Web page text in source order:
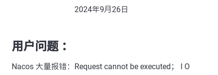
2024年9月26日
用户问题 ：
Nacos 大量报错：Request cannot be executed； I O